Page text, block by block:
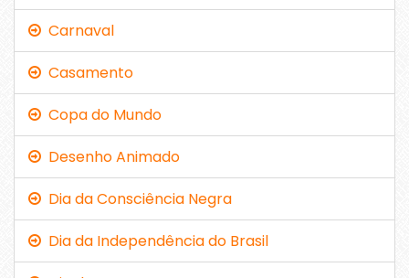
Carnaval
Casamento
Copa do Mundo
Desenho Animado
Dia da Consciência Negra
Dia da Independência do Brasil